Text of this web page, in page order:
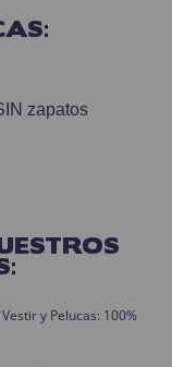
zapatos
y Pelucas: 100%